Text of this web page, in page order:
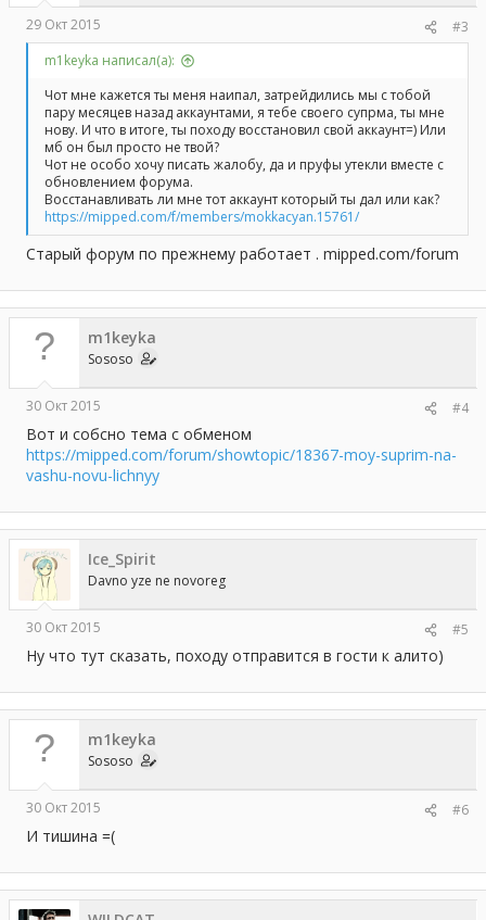
29 Окт 2015
#3
m1keyka написал(а):
Чот мне кажется ты меня наипал, затрейдились мы с тобой
пару месяцев назад аккаунтами, я тебе своего супрма, ты мне
нову. И что в итоге, ты походу восстановил свой аккаунт=) Или
мб он был просто не твой?
Чот не особо хочу писать жалобу, да и пруфы утекли вместе с
обновлением форума.
Восстанавливать ли мне тот аккаунт который ты дал или как?
https://mipped.com/f/members/mokkacyan.15761/
Старый форум по прежнему работает . mipped.com/forum
m1keyka
Sososo
30 Окт 2015 #4
Вот и собсно тема с обменом
https://mipped.com/forum/showtopic/18367-moy-suprim-na-
vashu-novu-lichnyy
Ice_Spirit
Davno yze ne novoreg
30 Окт 2015 #5
Ну что тут сказать, походу отправится в гости к алито)
m1keyka
Sososo
30 Окт 2015 #6
И тишина =(